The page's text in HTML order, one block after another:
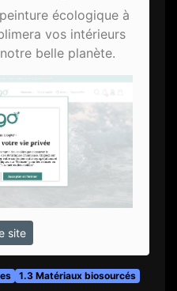
écologique à
vos intérieurs
belle planète.
site
1.3 Matériaux biosourcés